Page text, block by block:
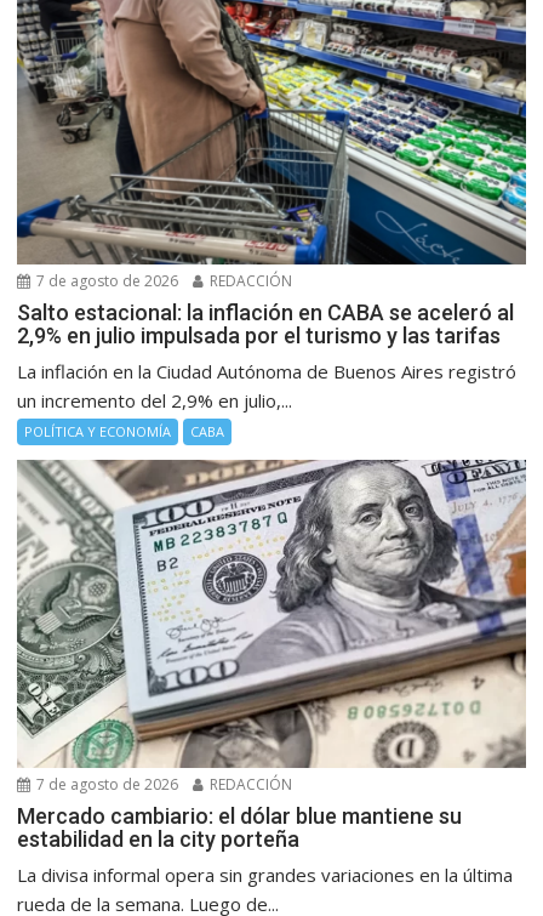
7 de agosto de 2026 REDACCIÓN
Salto estacional: la inflación en CABA se aceleró al
2,9% en julio impulsada por el turismo y las tarifas
La inflación en la Ciudad Autónoma de Buenos Aires registró
un incremento del 2,9% en julio,...
POLÍTICA Y ECONOMÍA CABA
7 de agosto de 2026 REDACCIÓN
Mercado cambiario: el dólar blue mantiene su
estabilidad en la city porteña
La divisa informal opera sin grandes variaciones en la última
rueda de la semana. Luego de...